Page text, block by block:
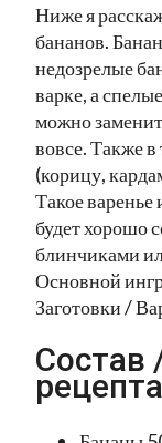
Ниже я
бананов.
недозрелые
варке, а
можно
вовсе. Также
(корицу,
Такое варенье
будет хорошо
блинчиками
Основной
Заготовки /
Состав